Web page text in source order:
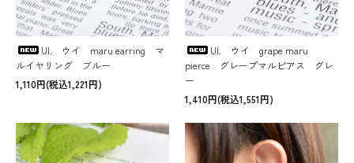
UI. ウイ maru earring マ
ルイヤリング ブルー
1,110円(税込1,221円)
UI. ウイ grape maru
pierce グレープマルピアス グレ
ー
1,410円(税込1,551円)